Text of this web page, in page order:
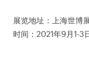
展览地址：上海世博
时间：2021年9月1-3